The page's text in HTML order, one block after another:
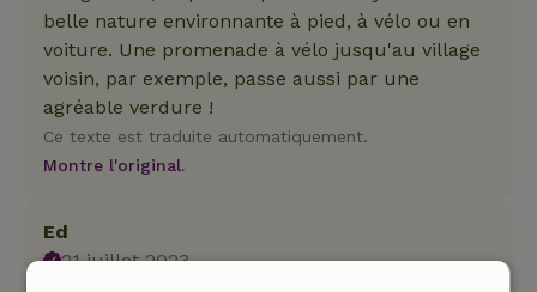
belle nature environnante à pied, à vélo ou en
voiture. Une promenade à vélo jusqu'au village
voisin, par exemple, passe aussi par une
agréable verdure !
Ce texte est traduite automatiquement.
Montre l'original.
Ed
21 juillet 2023